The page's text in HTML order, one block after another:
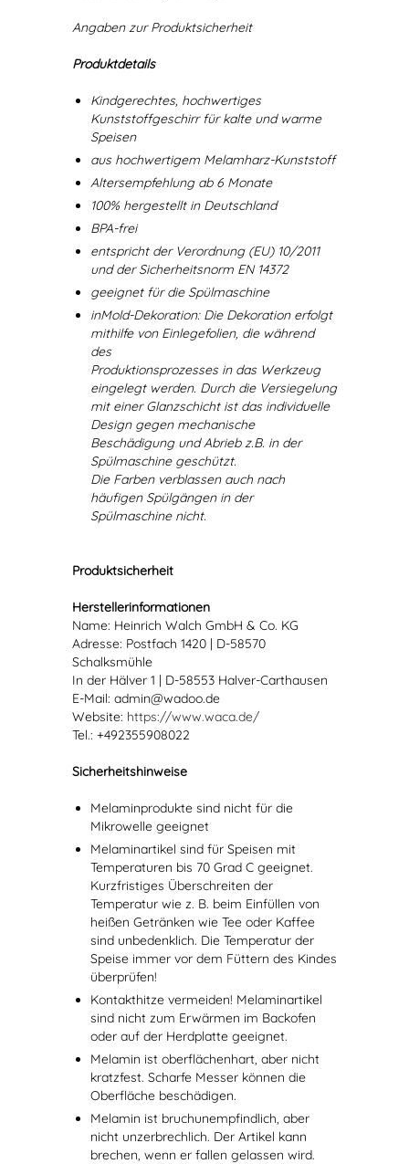
Angaben zur Produktsicherheit
Produktdetails
Kindgerechtes, hochwertiges
Kunststoffgeschirr für kalte und warme
Speisen
aus hochwertigem Melamharz-Kunststoff
Altersempfehlung ab 6 Monate
100% hergestellt in Deutschland
BPA-frei
entspricht der Verordnung (EU) 10/2011
und der Sicherheitsnorm EN 14372
geeignet für die Spülmaschine
inMold-Dekoration: Die Dekoration erfolgt
mithilfe von Einlegefolien, die während
des
Produktionsprozesses in das Werkzeug
eingelegt werden. Durch die Versiegelung
mit einer Glanzschicht ist das individuelle
Design gegen mechanische
Beschädigung und Abrieb z.B. in der
Spülmaschine geschützt.
Die Farben verblassen auch nach
häufigen Spülgängen in der
Spülmaschine nicht.
Produktsicherheit
Herstellerinformationen
Name: Heinrich Walch GmbH & Co. KG
Adresse: Postfach 1420 | D-58570
Schalksmühle
In der Hälver 1 | D-58553 Halver-Carthausen
E-Mail: admin@wadoo.de
Website: https://www.waca.de/
Tel.: +492355908022
Sicherheitshinweise
Melaminprodukte sind nicht für die
Mikrowelle geeignet
Melaminartikel sind für Speisen mit
Temperaturen bis 70 Grad C geeignet.
Kurzfristiges Überschreiten der
Temperatur wie z. B. beim Einfüllen von
heißen Getränken wie Tee oder Kaffee
sind unbedenklich. Die Temperatur der
Speise immer vor dem Füttern des Kindes
überprüfen!
Kontakthitze vermeiden! Melaminartikel
sind nicht zum Erwärmen im Backofen
oder auf der Herdplatte geeignet.
Melamin ist oberflächenhart, aber nicht
kratzfest. Scharfe Messer können die
Oberfläche beschädigen.
Melamin ist bruchunempfindlich, aber
nicht unzerbrechlich. Der Artikel kann
brechen, wenn er fallen gelassen wird.